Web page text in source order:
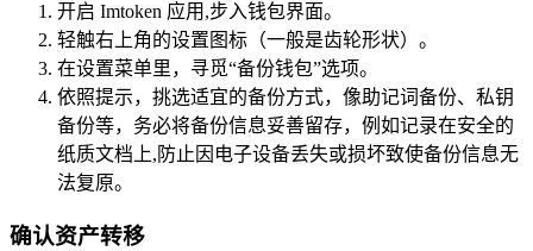
开启 Imtoken 应用,步入钱包界面。
轻触右上角的设置图标（一般是齿轮形状）。
在设置菜单里，寻觅“备份钱包”选项。
依照提示，挑选适宜的备份方式，像助记词备份、私钥
备份等，务必将备份信息妥善留存，例如记录在安全的
纸质文档上,防止因电子设备丢失或损坏致使备份信息无
法复原。
确认资产转移